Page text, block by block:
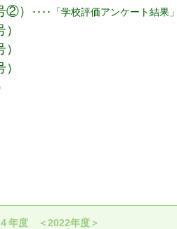
②）
････「学校評価アンケート結果」
年度 ＜2022年度＞